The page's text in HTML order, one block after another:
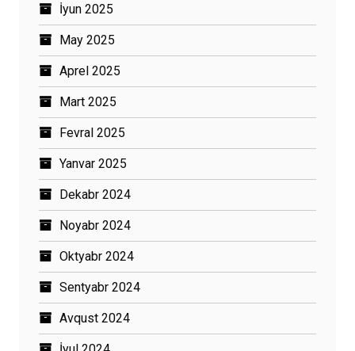
İyun 2025
May 2025
Aprel 2025
Mart 2025
Fevral 2025
Yanvar 2025
Dekabr 2024
Noyabr 2024
Oktyabr 2024
Sentyabr 2024
Avqust 2024